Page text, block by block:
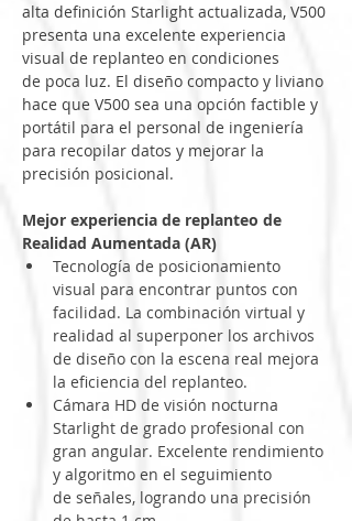
alta definición Starlight actualizada, V500
presenta una excelente experiencia
visual de replanteo en condiciones
de poca luz. El diseño compacto y liviano
hace que V500 sea una opción factible y
portátil para el personal de ingeniería
para recopilar datos y mejorar la
precisión posicional.
Mejor experiencia de replanteo de
Realidad Aumentada (AR)
Tecnología de posicionamiento
visual para encontrar puntos con
facilidad. La combinación virtual y
realidad al superponer los archivos
de diseño con la escena real mejora
la eficiencia del replanteo.
Cámara HD de visión nocturna
Starlight de grado profesional con
gran angular. Excelente rendimiento
y algoritmo en el seguimiento
de señales, logrando una precisión